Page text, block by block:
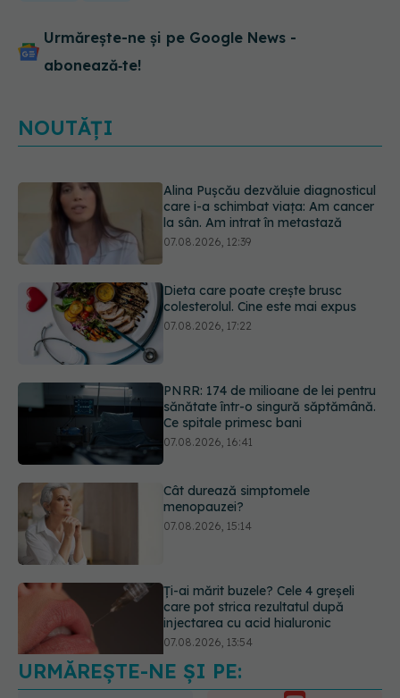
Urmărește-ne și pe Google News -
abonează‑te!
NOUTĂȚI
Alina Pușcău dezvăluie diagnosticul
care i-a schimbat viața: Am cancer
la sân. Am intrat în metastază
07.08.2026, 12:39
Dieta care poate crește brusc
colesterolul. Cine este mai expus
07.08.2026, 17:22
PNRR: 174 de milioane de lei pentru
sănătate într-o singură săptămână.
Ce spitale primesc bani
07.08.2026, 16:41
Cât durează simptomele
menopauzei?
07.08.2026, 15:14
Ți-ai mărit buzele? Cele 4 greșeli
care pot strica rezultatul după
injectarea cu acid hialuronic
07.08.2026, 13:54
URMĂREȘTE-NE ȘI PE: